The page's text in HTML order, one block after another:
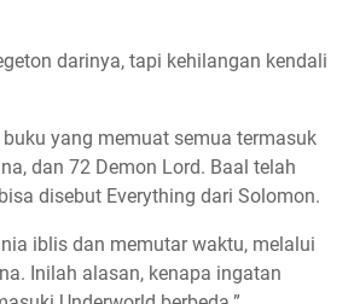
darinya, tapi kehilangan kendali
yang memuat semua termasuk
dan 72 Demon Lord. Baal telah
disebut Everything dari Solomon.
iblis dan memutar waktu, melalui
Inilah alasan, kenapa ingatan